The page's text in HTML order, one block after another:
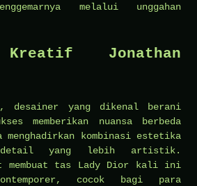
melalui unggahan
Kreatif Jonathan
desainer yang dikenal berani
memberikan nuansa berbeda
kombinasi estetika
detail yang lebih artistik.
membuat tas Lady Dior kali ini
cocok bagi para